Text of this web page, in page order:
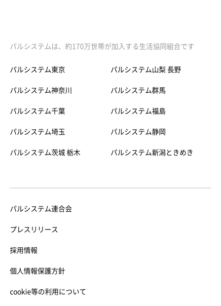
パルシステムは、約170万世帯が加入する生活協同組合です
パルシステム東京
パルシステム神奈川
パルシステム千葉
パルシステム埼玉
パルシステム茨城 栃木
パルシステム山梨 長野
パルシステム群馬
パルシステム福島
パルシステム静岡
パルシステム新潟ときめき
パルシステム連合会
プレスリリース
採用情報
個人情報保護方針
cookie等の利用について